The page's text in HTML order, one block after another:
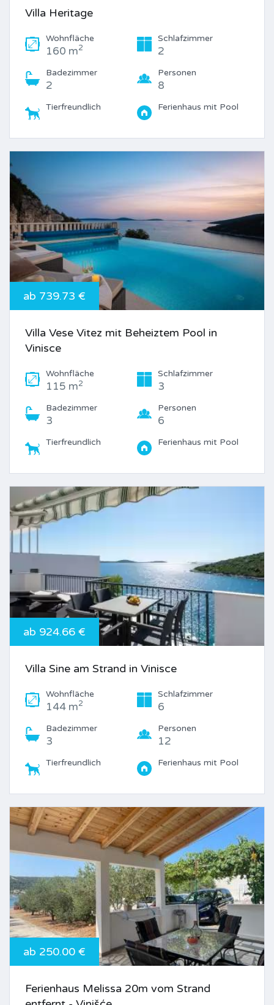
Villa Heritage
Wohnfläche
160 m2
Schlafzimmer
2
Badezimmer
2
Personen
8
Tierfreundlich Ferienhaus mit Pool
ab 739.73 €
Villa Vese Vitez mit Beheiztem Pool in
Vinisce
Wohnfläche
115 m2
Schlafzimmer
3
Badezimmer
3
Personen
6
Tierfreundlich Ferienhaus mit Pool
ab 924.66 €
Villa Sine am Strand in Vinisce
Wohnfläche
144 m2
Schlafzimmer
6
Badezimmer
3
Personen
12
Tierfreundlich Ferienhaus mit Pool
ab 250.00 €
Ferienhaus Melissa 20m vom Strand